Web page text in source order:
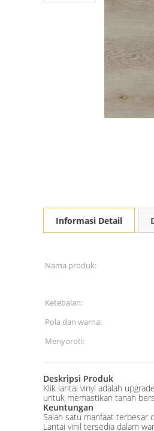
Informasi Detail
Nama produk:
Ketebalan:
Pola dan warna:
Menyoroti:
Deskripsi Produk
Klik lantai vinyl adalah
untuk memastikan tanah
Keuntungan
Salah satu manfaat terbesar
Lantai vinil tersedia dalam